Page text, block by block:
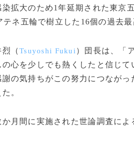
拡大のため1年延期された東京
ネ五輪で樹立した16個の過去
（Tsuyoshi Fukui ）団長は、「
心を少しでも熱くしたと信じ
の気持ちがこの努力につなが
。
月間に実施された世論調査に